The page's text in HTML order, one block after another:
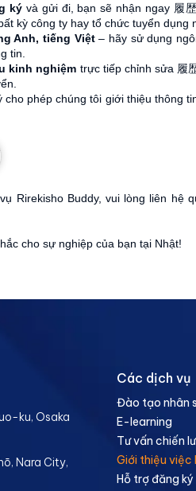
kývà gửi đi, bạn sẽ nhận ngay 履
kỳ công ty hay tổ chức tuyển dụng
Anh, tiếng Việt– hãy sử dụng
tin.
kinh nghiệm trực tiếp chỉnh sửa 履
phép chúng tôi giới thiệu thông
Rirekisho Buddy, vui lòng liên hệ
cho sự nghiệp của bạn tại Nhật!
ku, Osaka
Nara City,
Các dịch vụ
Đào tạo nhân
E-learning
Tư vấn chiến
Giới thiệu việc
Hỗ trợ đăng ký